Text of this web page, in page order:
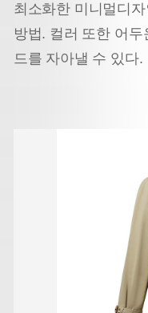
최소화한 미니멀 디
방법. 컬러 또한 어
드를 자아낼 수 있다.